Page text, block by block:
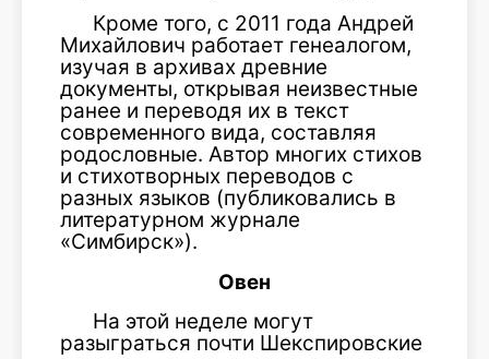
Кроме того, с 2011 года Андрей
Михайлович работает генеалогом,
изучая в архивах древние
документы, открывая неизвестные
ранее и переводя их в текст
современного вида, составляя
родословные. Автор многих стихов
и стихотворных переводов с
разных языков (публиковались в
литературном журнале
«Симбирск»).
Овен
На этой неделе могут
разыграться почти Шекспировские